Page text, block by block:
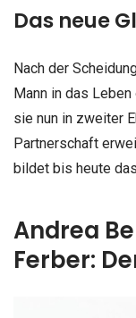
Das neue
Nach der
Mann in das
sie nun in zweiter
Partnerschaft
bildet bis heute
Andrea
Ferber: